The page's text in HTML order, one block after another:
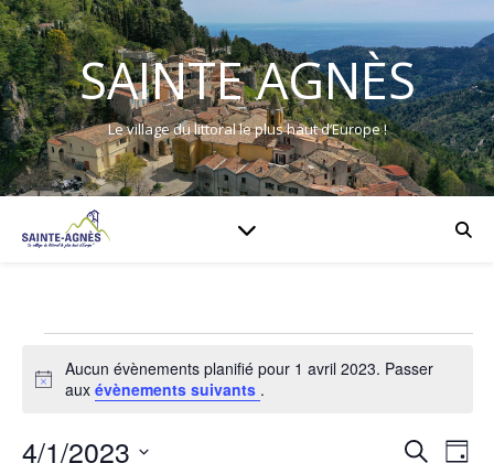
SAINTE AGNÈS
Le village du littoral le plus haut d’Europe !
Évènements for 1 avril
Notice
Aucun évènements planifié pour 1 avril 2023. Passer
aux évènements suivants .
4/1/2023